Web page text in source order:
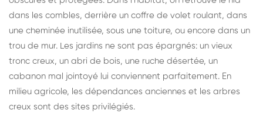
dans les combles, derrière un coffre de volet roulant, dans
une cheminée inutilisée, sous une toiture, ou encore dans un
trou de mur. Les jardins ne sont pas épargnés: un vieux
tronc creux, un abri de bois, une ruche désertée, un
cabanon mal jointoyé lui conviennent parfaitement. En
milieu agricole, les dépendances anciennes et les arbres
creux sont des sites privilégiés.